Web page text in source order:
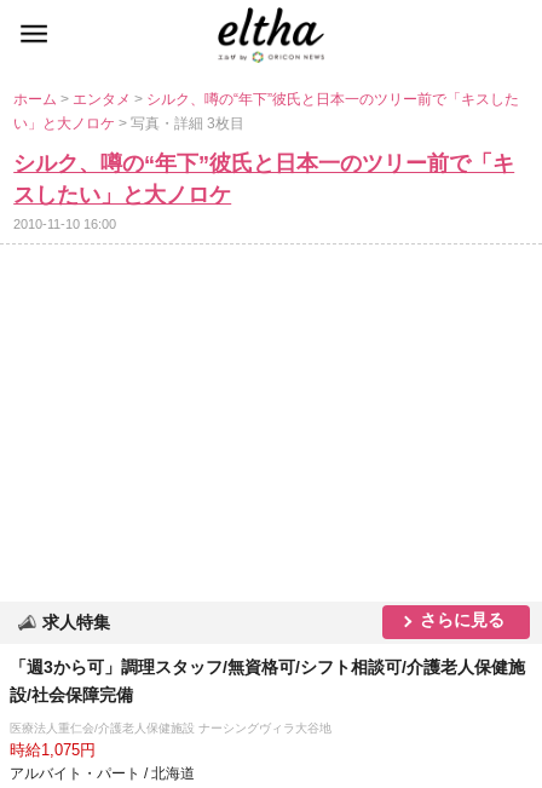
ホーム> エンタメ> シルク、噂の“年下”彼氏と日本一のツリー前で「キスした
い」と大ノロケ> 写真・詳細 3枚目
シルク、噂の“年下”彼氏と日本一のツリー前で「キ
スしたい」と大ノロケ
2010-11-10 16:00
求人特集 さらに見る
「週3から可」調理スタッフ/無資格可/シフト相談可/介護老人保健施
設/社会保障完備
医療法人重仁会/介護老人保健施設 ナーシングヴィラ大谷地
時給1,075円
アルバイト・パート / 北海道